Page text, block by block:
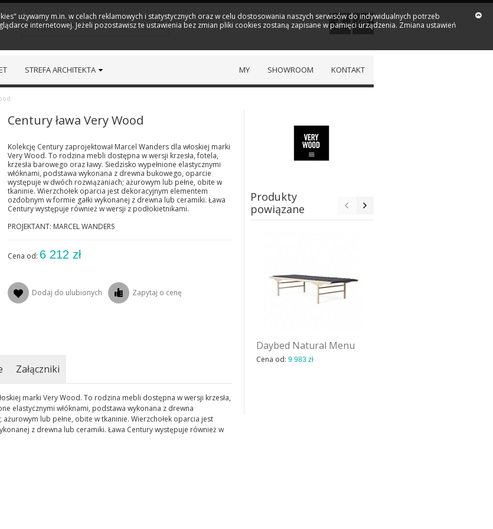
STREFA ARCHITEKTA KONTAKT
SHOWROOM
MY
Century ława Very Wood
Kolekcję Century zaprojektował Marcel Wanders dla włoskiej marki
Very Wood. To rodzina mebli dostępna w wersji krzesła, fotela,
krzesła barowego oraz ławy. Siedzisko wypełnione elastycznymi
włóknami, podstawa wykonana z drewna bukowego, oparcie
występuje w dwóch rozwiązaniach; ażurowym lub pełne, obite w
tkaninie. Wierzchołek oparcia jest dekoracyjnym elementem
ozdobnym w formie gałki wykonanej z drewna lub ceramiki. Ława
Century występuje również w wersji z podłokietnikami.
PROJEKTANT: MARCEL WANDERS
Cena od: 6 212 zł
Dodaj do ulubionych Zapytaj o cenę
Produkty
powiązane
Daybed Natural Menu
Cena od: 9 983 zł
Załączniki
marki Very Wood. To rodzina mebli dostępna w wersji krzesła,
elastycznymi włóknami, podstawa wykonana z drewna
lub pełne, obite w tkaninie. Wierzchołek oparcia jest
z drewna lub ceramiki. Ława Century występuje również w
używamy m.in. w celach reklamowych i statystycznych oraz w celu dostosowania naszych serwisów do indywidualnych potrzeb
internetowej. Jeżeli pozostawisz te ustawienia bez zmian pliki cookies zostaną zapisane w pamięci urządzenia. Zmiana ustawień